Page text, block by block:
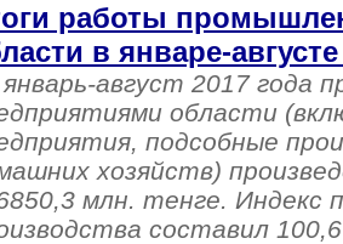
работы
в январе-
август 2017 года
области
подсобные
хозяйств)
млн. тенге. Индекс
составил